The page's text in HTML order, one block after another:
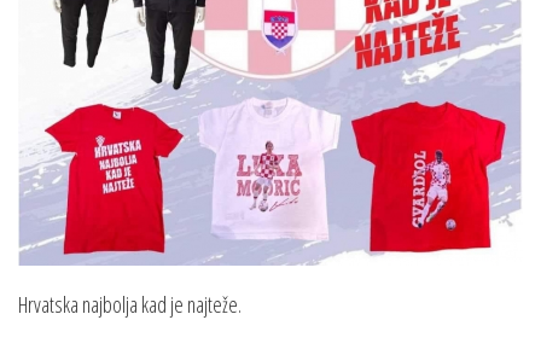
Hrvatska najbolja kad je najteže.